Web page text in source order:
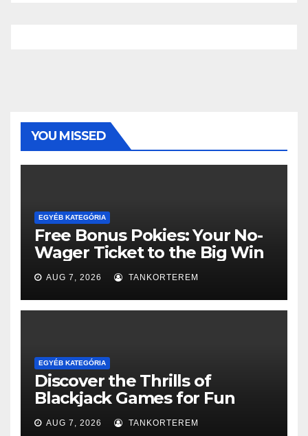
YOU MISSED
EGYÉB KATEGÓRIA
Free Bonus Pokies: Your No-
Wager Ticket to the Big Win
AUG 7, 2026 TANKORTEREM
EGYÉB KATEGÓRIA
Discover the Thrills of
Blackjack Games for Fun
AUG 7, 2026 TANKORTEREM